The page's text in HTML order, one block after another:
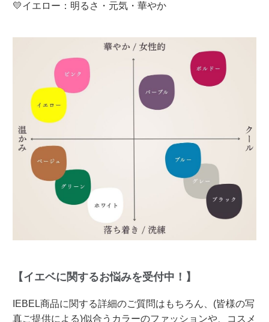
💛イエロー：明るさ・元気・華やか
【イエベに関するお悩みを受付中！】
IEBEL商品に関する詳細のご質問はもちろん、(皆様の写
真ご提供による)似合うカラーのファッションや、コスメ